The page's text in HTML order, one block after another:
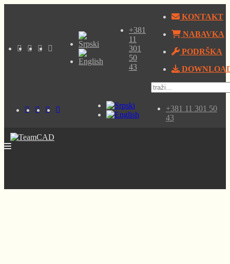
+381
11
301
50
43
KONTAKT
NABAVKA
PODRŠKA
+381 11 301 50
43